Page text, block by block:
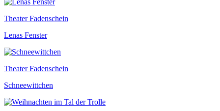
Theater Fadenschein
Lenas Fenster
Theater Fadenschein
Schneewittchen